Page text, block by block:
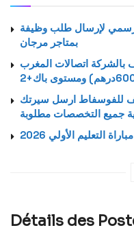
2026 الإيميل الرسمي لإرسال طلب وظيفة
بمتاجر مرجان
بالشركة اتصالات المغرب
للفوسفاط ارسل سيرتك
جميع التخصصات مطلوبة
التعليم الأولي 2026
Détails des